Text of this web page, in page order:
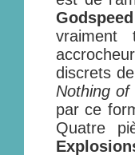
vraiment
discrets
Nothing
par ce
Quatre